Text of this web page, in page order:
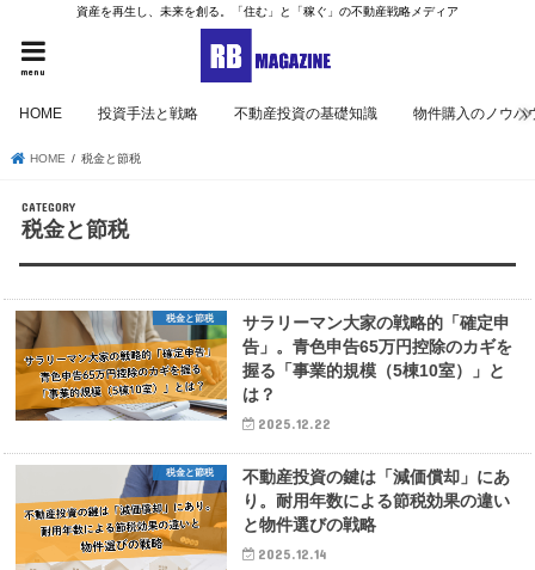
資産を再生し、未来を創る。「住む」と「稼ぐ」の不動産戦略メディア
menu
HOME 投資手法と戦略 不動産投資の基礎知識 物件購入のノウハ
HOME 税金と節税
税金と節税
税金と節税
サラリーマン大家の戦略的「確定申
告」。青色申告65万円控除のカギを
握る「事業的規模（5棟10室）」と
は？
2025.12.22
税金と節税
不動産投資の鍵は「減価償却」にあ
り。耐用年数による節税効果の違い
と物件選びの戦略
2025.12.14